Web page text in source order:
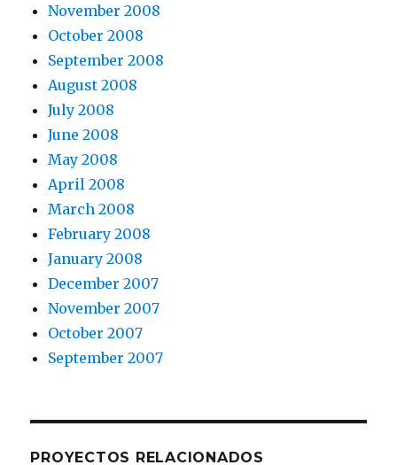
November 2008
October 2008
September 2008
August 2008
July 2008
June 2008
May 2008
April 2008
March 2008
February 2008
January 2008
December 2007
November 2007
October 2007
September 2007
PROYECTOS RELACIONADOS